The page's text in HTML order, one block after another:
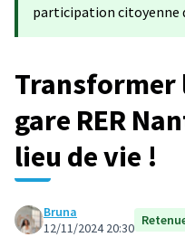
participation citoyenne
Transformer
gare RER
lieu de vie !
Bruna
12/11/2024 20:30